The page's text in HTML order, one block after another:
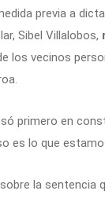
previa a
Sibel Villalobos,
los vecinos
primero en
es lo que
la sentencia